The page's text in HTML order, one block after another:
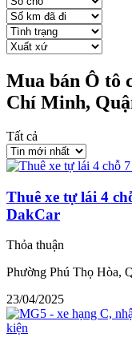
Mua bán Ô tô
Chí Minh,
Tất cả
Thuê xe tự lái 4
DakCar
Thỏa thuận
Phường Phú Thọ Hòa,
23/04/2025